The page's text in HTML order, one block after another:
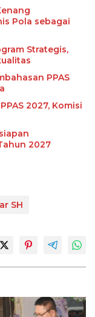
Pola sebagai
Strategis,
PPAS
2027, Komisi
2027
SH